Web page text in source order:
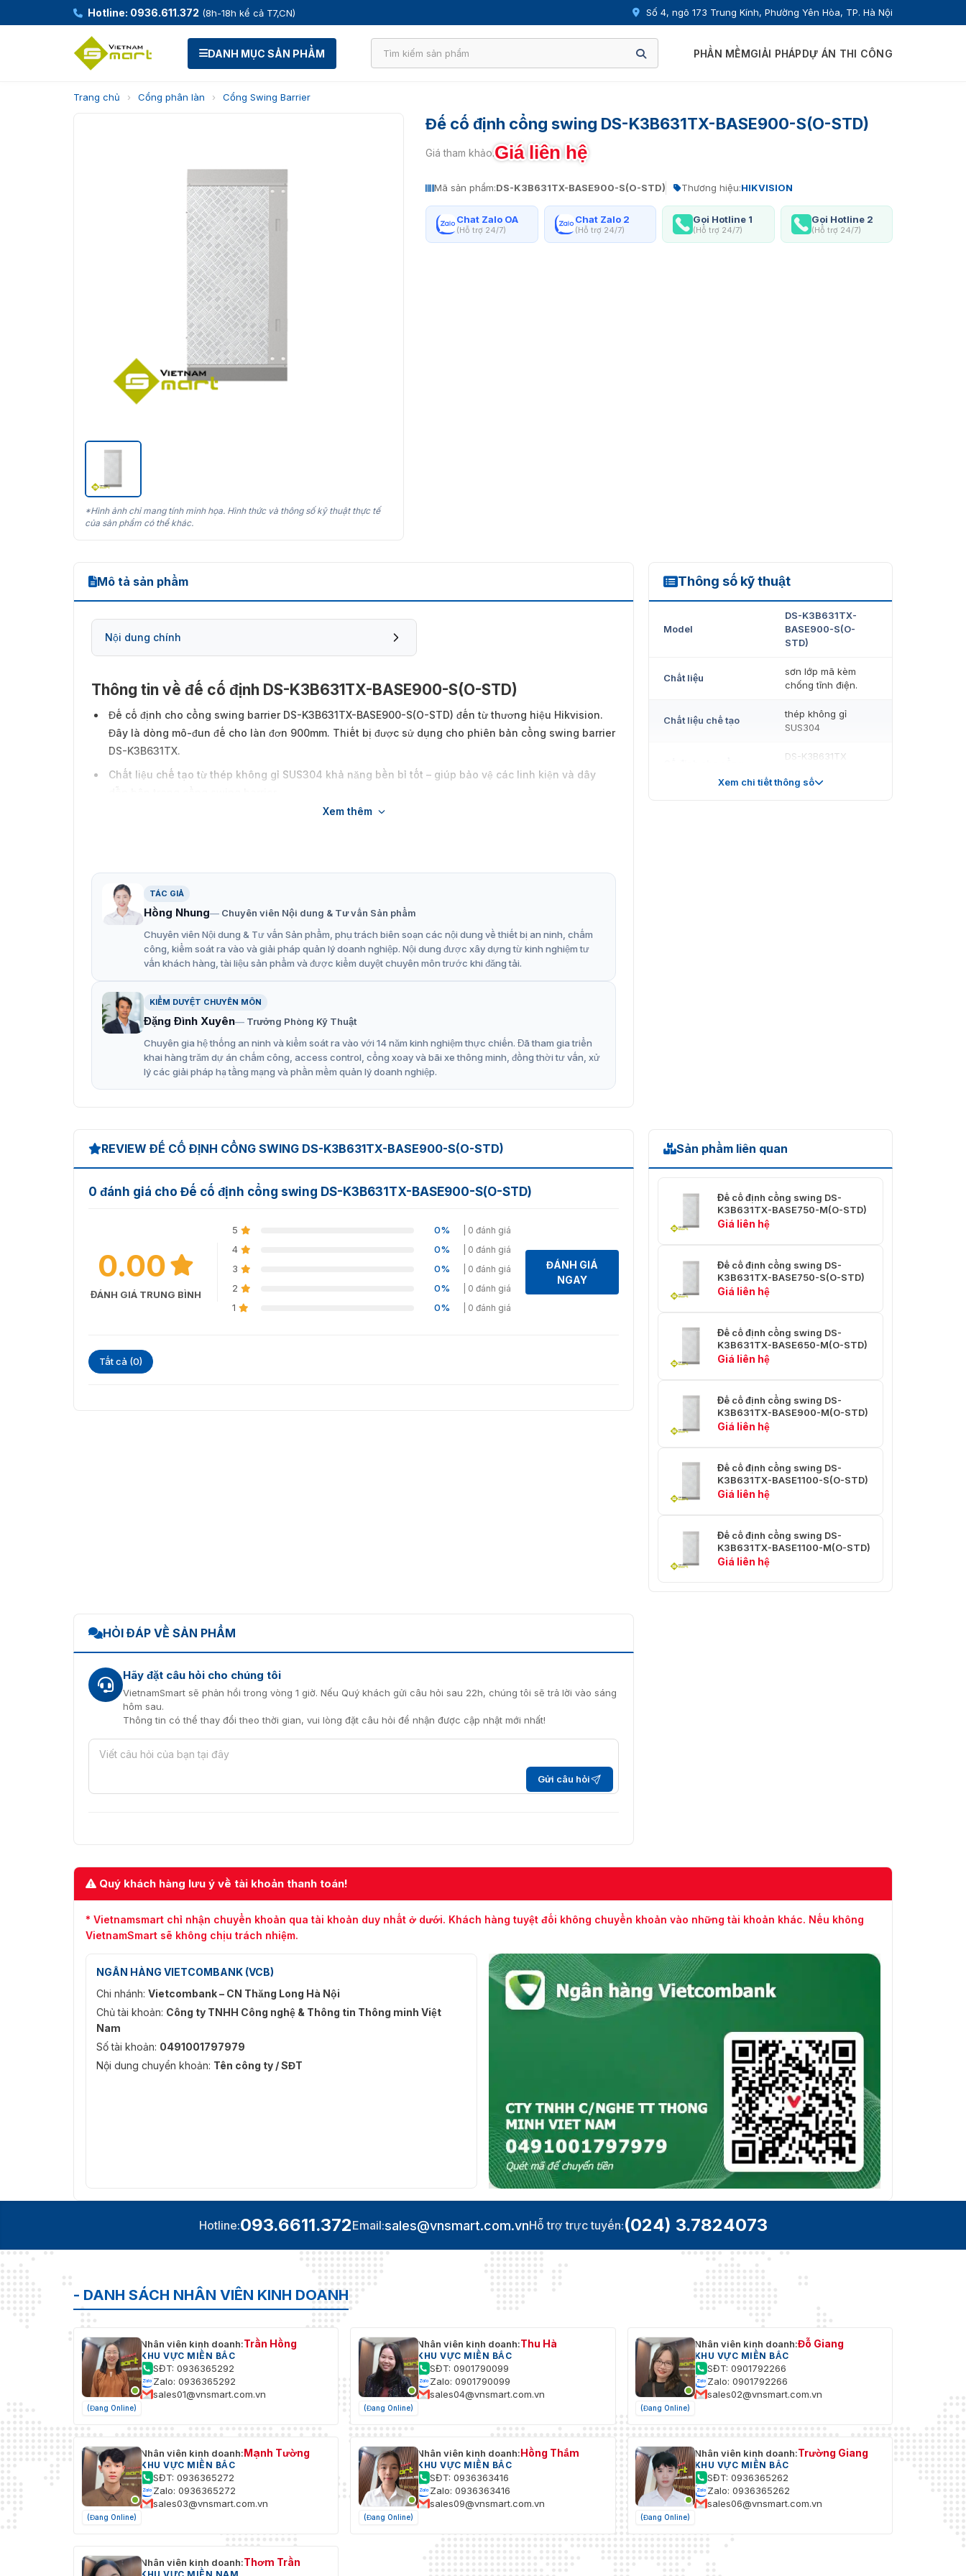
Hotline: 0936.611.372 (8h-18h kể cả T7,CN) Số 4, ngõ 173 Trung Kính, Phường Yên Hòa, TP. Hà Nội
DANH MỤC SẢN PHẨM PHẦN MỀMGIẢI PHÁPDỰ ÁN THI CÔNG
Trang chủ › Cổng phân làn › Cổng Swing Barrier
*Hình ảnh chỉ mang tính minh họa. Hình thức và thông số kỹ thuật thực tế
của sản phẩm có thể khác.
Đế cố định cổng swing DS-K3B631TX-BASE900-S(O-STD)
Giá tham khảo:Giá liên hệ
Mã sản phẩm:DS-K3B631TX-BASE900-S(O-STD) Thương hiệu:HIKVISION
Chat Zalo OA
(Hỗ trợ 24/7)
Chat Zalo 2
(Hỗ trợ 24/7)
Gọi Hotline 1
(Hỗ trợ 24/7)
Gọi Hotline 2
(Hỗ trợ 24/7)
Mô tả sản phẩm
Nội dung chính
Thông tin về đế cố định DS-K3B631TX-BASE900-S(O-STD)
Đế cố định cho cổng swing barrier DS-K3B631TX-BASE900-S(O-STD) đến từ thương hiệu Hikvision.
Đây là dòng mô-đun đế cho làn đơn 900mm. Thiết bị được sử dụng cho phiên bản cổng swing barrier
DS-K3B631TX.
Chất liệu chế tạo từ thép không gỉ SUS304 khả năng bền bỉ tốt – giúp bảo vệ các linh kiện và dây
Xem thêm
TÁC GIẢ
Hồng Nhung
Chuyên viên Nội dung & Tư vấn Sản phẩm
Chuyên viên Nội dung & Tư vấn Sản phẩm, phụ trách biên soạn các nội dung về thiết bị an ninh, chấm
công, kiểm soát ra vào và giải pháp quản lý doanh nghiệp. Nội dung được xây dựng từ kinh nghiệm tư
vấn khách hàng, tài liệu sản phẩm và được kiểm duyệt chuyên môn trước khi đăng tải.
KIỂM DUYỆT CHUYÊN MÔN
Đặng Đình Xuyên
Trưởng Phòng Kỹ Thuật
Chuyên gia hệ thống an ninh và kiểm soát ra vào với 14 năm kinh nghiệm thực chiến. Đã tham gia triển
khai hàng trăm dự án chấm công, access control, cổng xoay và bãi xe thông minh, đồng thời tư vấn, xử
lý các giải pháp hạ tầng mạng và phần mềm quản lý doanh nghiệp.
Thông số kỹ thuật
DS-K3B631TX-BASE900-S(O-STD)
Model
DS-K3B631TX-
BASE900-S(O-
STD)
Chất liệu
sơn lớp mã kèm
chống tĩnh điện.
Chất liệu chế tạo
thép không gỉ
SUS304
swing barrier
DS-K3B631TX
làn đơn 900mm
Xem chi tiết thông số
REVIEW ĐẾ CỐ ĐỊNH CỔNG SWING DS-K3B631TX-BASE900-S(O-STD)
0 đánh giá cho Đế cố định cổng swing DS-K3B631TX-BASE900-S(O-STD)
0.00
ĐÁNH GIÁ TRUNG BÌNH
5 0% | 0 đánh giá
4 0% | 0 đánh giá
3 0% | 0 đánh giá
2 0% | 0 đánh giá
1 0% | 0 đánh giá
ĐÁNH GIÁ
NGAY
Tất cả (0)
Sản phẩm liên quan
Đế cố định cổng swing DS-
K3B631TX-BASE750-M(O-STD)
Giá liên hệ
Đế cố định cổng swing DS-
K3B631TX-BASE750-S(O-STD)
Giá liên hệ
Đế cố định cổng swing DS-
K3B631TX-BASE650-M(O-STD)
Giá liên hệ
Đế cố định cổng swing DS-
K3B631TX-BASE900-M(O-STD)
Giá liên hệ
Đế cố định cổng swing DS-
K3B631TX-BASE1100-S(O-STD)
Giá liên hệ
Đế cố định cổng swing DS-
K3B631TX-BASE1100-M(O-STD)
Giá liên hệ
HỎI ĐÁP VỀ SẢN PHẨM
Hãy đặt câu hỏi cho chúng tôi
VietnamSmart sẽ phản hồi trong vòng 1 giờ. Nếu Quý khách gửi câu hỏi sau 22h, chúng tôi sẽ trả lời vào sáng
hôm sau.
Thông tin có thể thay đổi theo thời gian, vui lòng đặt câu hỏi để nhận được cập nhật mới nhất!
Gửi câu hỏi
Quý khách hàng lưu ý về tài khoản thanh toán!
* Vietnamsmart chỉ nhận chuyển khoản qua tài khoản duy nhất ở dưới. Khách hàng tuyệt đối không chuyển khoản vào những tài khoản khác. Nếu không
VietnamSmart sẽ không chịu trách nhiệm.
NGÂN HÀNG VIETCOMBANK (VCB)
Chi nhánh: Vietcombank – CN Thăng Long Hà Nội
Chủ tài khoản: Công ty TNHH Công nghệ & Thông tin Thông minh Việt
Nam
Số tài khoản: 0491001797979
Nội dung chuyển khoản: Tên công ty / SĐT
Hotline:093.6611.372Email:sales@vnsmart.com.vnHỗ trợ trực tuyến:(024) 3.7824073
- DANH SÁCH NHÂN VIÊN KINH DOANH
(Đang Online)
Nhân viên kinh doanh:Trần Hồng
KHU VỰC MIỀN BẮC
SĐT: 0936365292
Zalo: 0936365292
sales01@vnsmart.com.vn
(Đang Online)
Nhân viên kinh doanh:Thu Hà
KHU VỰC MIỀN BẮC
SĐT: 0901790099
Zalo: 0901790099
sales04@vnsmart.com.vn
(Đang Online)
Nhân viên kinh doanh:Đỗ Giang
KHU VỰC MIỀN BẮC
SĐT: 0901792266
Zalo: 0901792266
sales02@vnsmart.com.vn
(Đang Online)
Nhân viên kinh doanh:Mạnh Tường
KHU VỰC MIỀN BẮC
SĐT: 0936365272
Zalo: 0936365272
sales03@vnsmart.com.vn
(Đang Online)
Nhân viên kinh doanh:Hồng Thắm
KHU VỰC MIỀN BẮC
SĐT: 0936363416
Zalo: 0936363416
sales09@vnsmart.com.vn
(Đang Online)
Nhân viên kinh doanh:Trường Giang
KHU VỰC MIỀN BẮC
SĐT: 0936365262
Zalo: 0936365262
sales06@vnsmart.com.vn
Nhân viên kinh doanh:Thơm Trần